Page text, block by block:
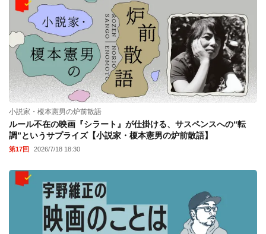
小説家・榎本憲男の炉前散語
ルール不在の映画『シラート』が仕掛ける、サスペンスへの“転
調”というサプライズ【小説家・榎本憲男の炉前散語】
第17回 2026/7/18 18:30